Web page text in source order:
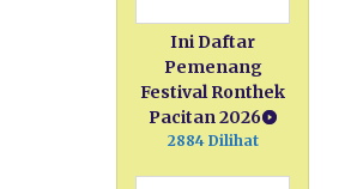
Ini Daftar
Pemenang
Festival Ronthek
Pacitan 2026
2884 Dilihat